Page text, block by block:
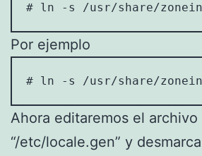
# ln -s /usr/share/
Por ejemplo
# ln -s /usr/share/
Ahora editaremos el archivo
“/etc/locale.gen” y